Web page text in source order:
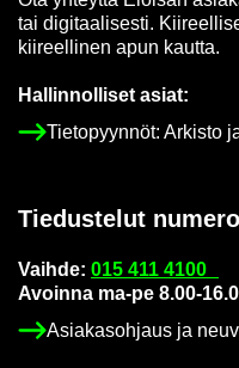
tai di­gi­taa­li­ses­ti.
kii­reel­li­nen apun kaut­ta.
Hal­lin­nol­li­set asiat:
Tie­to­pyyn­nöt: Ar­kis­to
Tie­dus­te­lut
Vaih­de: 015 411 4100
Avoin­na ma-pe 8.00-
Asia­kas­oh­jaus ja